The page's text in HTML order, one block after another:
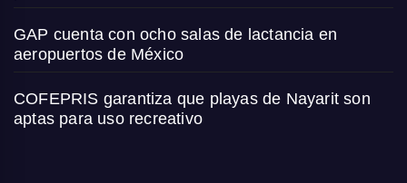
GAP cuenta con ocho salas de lactancia en
aeropuertos de México
COFEPRIS garantiza que playas de Nayarit son
aptas para uso recreativo